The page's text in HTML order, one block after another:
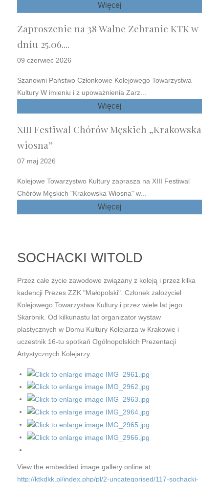
Więcej
Zaproszenie na 38 Walne Zebranie KTK w
dniu 25.06....
09 czerwiec 2026
Szanowni Państwo Członkowie Kolejowego Towarzystwa
Kultury W imieniu i z upoważnienia Zarz...
Więcej
XIII Festiwal Chórów Męskich „Krakowska
wiosna”
07 maj 2026
Kolejowe Towarzystwo Kultury zaprasza na XIII Festiwal
Chórów Męskich "Krakowska Wiosna" w...
Więcej
SOCHACKI WITOLD
Przez całe życie zawodowe związany z koleją i przez kilka
kadencji Prezes ZZK "Małopolski". Członek załozyciel
Kolejowego Towarzystwa Kultury i przez wiele lat jego
Skarbnik. Od kilkunastu lat organizator wystaw
plastycznych w Domu Kultury Kolejarza w Krakowie i
uczestnik 16-tu spotkań Ogólnopolskich Prezentacji
Artystycznych Kolejarzy.
View the embedded image gallery online at:
http://ktkdkk.pl/index.php/pl/2-uncategorised/117-sochacki-